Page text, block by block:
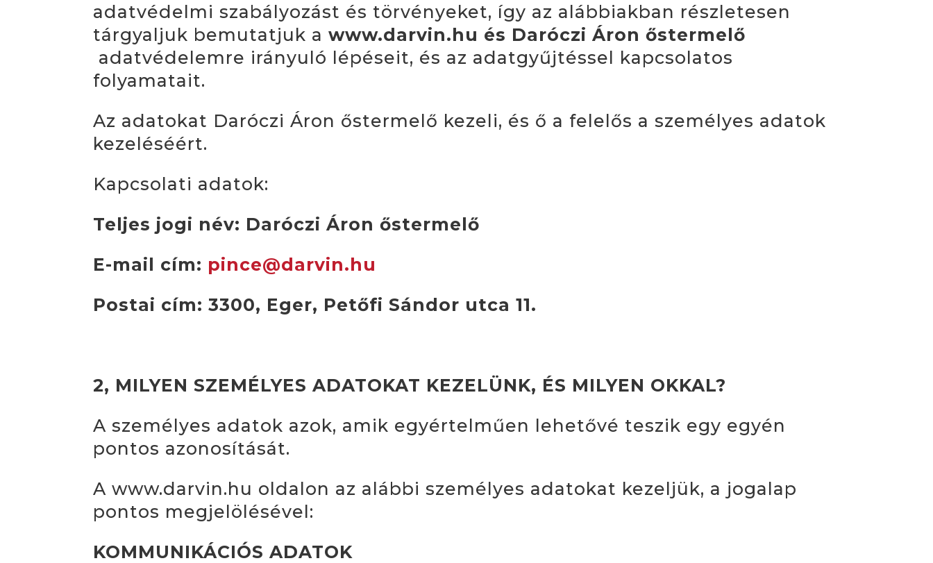
adatvédelmi szabályozást és törvényeket, így az alábbiakban részletesen
tárgyaljuk bemutatjuk awww.darvin.hu és Daróczi Áron őstermelő
adatvédelemre irányuló lépéseit, és az adatgyűjtéssel kapcsolatos
folyamatait.
Az adatokat Daróczi Áron őstermelő kezeli, és ő a felelős a személyes adatok
kezeléséért.
Kapcsolati adatok:
Teljes jogi név: Daróczi Áron őstermelő
E-mail cím: pince@darvin.hu
Postai cím: 3300, Eger, Petőfi Sándor utca 11.
2, MILYEN SZEMÉLYES ADATOKAT KEZELÜNK, ÉS MILYEN OKKAL?
A személyes adatok azok, amik egyértelműen lehetővé teszik egy egyén
pontos azonosítását.
A www.darvin.hu oldalon az alábbi személyes adatokat kezeljük, a jogalap
pontos megjelölésével:
KOMMUNIKÁCIÓS ADATOK